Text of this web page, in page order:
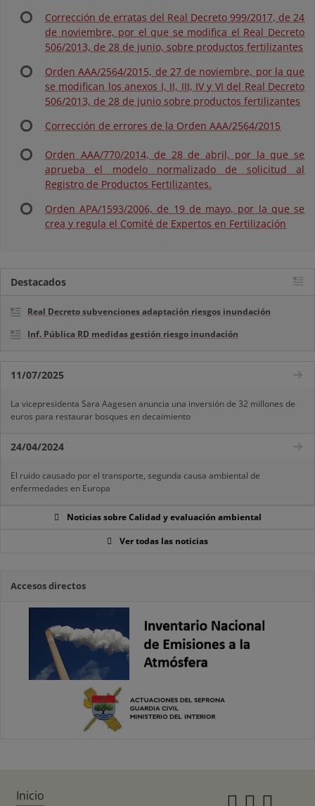
Corrección de erratas del Real Decreto 999/2017, de 24
de noviembre, por el que se modifica el Real Decreto
506/2013, de 28 de junio, sobre productos fertilizantes
Orden AAA/2564/2015, de 27 de noviembre, por la que
se modifican los anexos I, II, III, IV y VI del Real Decreto
506/2013, de 28 de junio sobre productos fertilizantes
Corrección de errores de la Orden AAA/2564/2015
Orden AAA/770/2014, de 28 de abril, por la que se
aprueba el modelo normalizado de solicitud al
Registro de Productos Fertilizantes.
Orden APA/1593/2006, de 19 de mayo, por la que se
crea y regula el Comité de Expertos en Fertilización
Destacados
Real Decreto subvenciones adaptación riesgos inundación
Inf. Pública RD medidas gestión riesgo inundación
11/07/2025
La vicepresidenta Sara Aagesen anuncia una inversión de 32 millones de
euros para restaurar bosques en decaimiento
24/04/2024
El ruido causado por el transporte, segunda causa ambiental de
enfermedades en Europa
Noticias sobre Calidad y evaluación ambiental
Ver todas las noticias
Accesos directos
Inicio